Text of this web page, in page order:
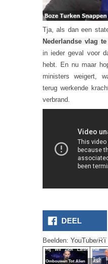
Tja, als dan een
Nederlandse vlag
in ieder geval voor
hebt. En nu maar
ministers weigert,
terug werkende
verbrand.
DEEL
Beelden: YouTube/RT
Hij Wil Zich Laten
Ombouwen Tot Alien
Geert
Het
Aan
Turk